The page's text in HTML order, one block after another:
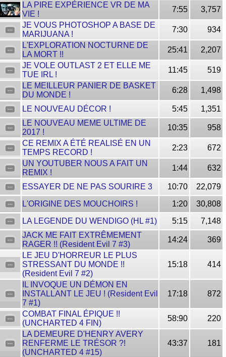
LA PIRE EXPÉRIENCE VR DE MA
VIE !
7:55
3,757
JE VOUS PHOTOSHOP A BASE DE
MARIJUANA !
7:30
934
L'EXPLORATION NOCTURNE DE
LA MORT !!
25:41
2,207
JE VOLE OUTLAST 2 ET ELLE ME
TUE IRL !
11:45
519
LE MEILLEUR PANIER DE BASKET
DU MONDE !
6:28 1,498
LE NOUVEAU DÉCOR ! 5:45
1,351
LE NOUVEAU MEME ULTIME DE
2017 !
10:35
958
CE REMIX A ÉTÉ REALISÉ EN UN
TEMPS RECORD !
2:23
672
UN YOUTUBER NOUS A FAIT UN
REMIX !
1:44 632
ESSAYER DE NE PAS SOURIRE 3 10:70
22,079
L'ORIGINE DES MOUCHOIRS !
1:20
30,808
LA LEGENDE DU WENDIGO (HL #1)
5:15
7,148
JACK ME FAIT EXTRÊMEMENT
RAGER !! (Resident Evil 7 #3)
14:24
369
LE JEU D'HORREUR LE PLUS
STRESSANT DU MONDE !!
(Resident Evil 7 #2)
15:18 414
IL INVOQUE UN DÉMON EN
INSTALLANT LE JEU ! (Resident Evil
7 #1)
17:18 872
COMBAT FINAL ÉPIQUE !!
(UNCHARTED 4 FIN)
58:90
220
LA DEMEURE D'HENRY AVERY
RENFERME LE TRÉSOR ?!
(UNCHARTED 4 #15)
43:37 181